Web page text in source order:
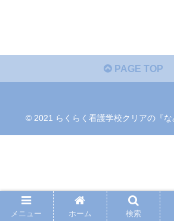
PAGE TOP
© 2021 らくらく看護学校クリアの『
メニュー ホーム 検索